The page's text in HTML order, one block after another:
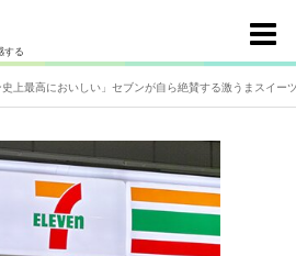
する
史上最高においしい」セブンが自ら絶賛する激うまスイー